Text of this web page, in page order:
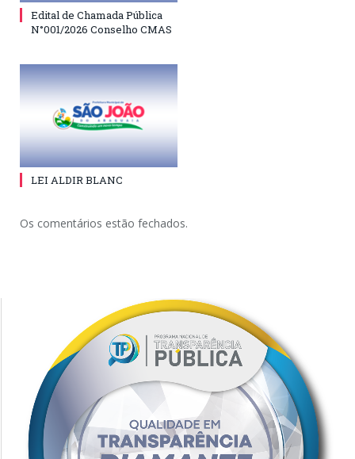
Edital de Chamada Pública
N°001/2026 Conselho CMAS
LEI ALDIR BLANC
Os comentários estão fechados.